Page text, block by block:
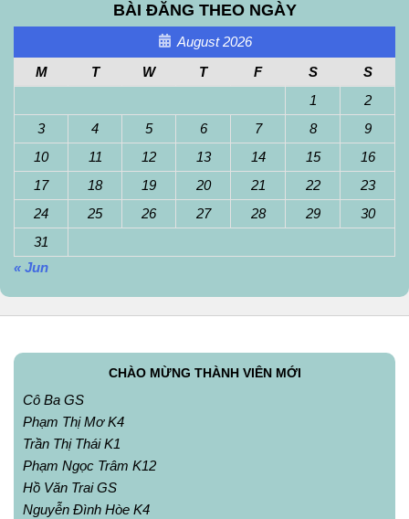
BÀI ĐĂNG THEO NGÀY
August 2026
M
T W T F S
S
1
2
3
4 5 6 7 8
9
10
11 12 13 14 15
16
17
18 19 20 21 22
23
24
25 26 27 28 29
30
31
« Jun
CHÀO MỪNG THÀNH VIÊN MỚI
Cô Ba GS
Phạm Thị Mơ K4
Trần Thị Thái K1
Phạm Ngọc Trâm K12
Hồ Văn Trai GS
Nguyễn Đình Hòe K4